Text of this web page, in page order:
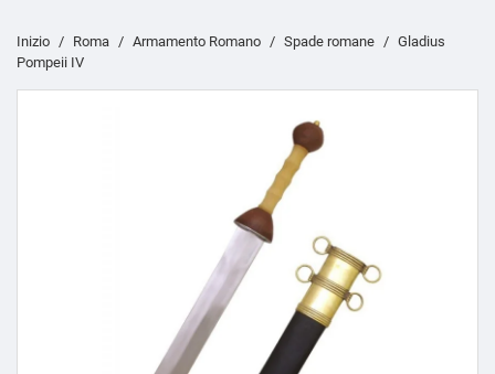
Inizio Roma Armamento Romano Spade romane
Gladius
Pompeii IV